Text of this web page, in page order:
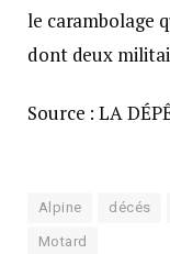
le carambolage
dont deux
Source : LA
Alpine décés
Motard